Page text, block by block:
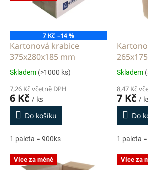
o
u
ů
7 Kč –14 %
Kartonová krabice
375x280x185 mm
Skladem (>1000 ks)
7,26 Kč včetně DPH
6 Kč / ks
Do košíku
1 paleta = 900ks
Skladem
8,47 Kč
7 Kč /
Do
1 paleta
Více za méně Více za